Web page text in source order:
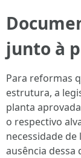
junto à
Para reformas
estrutura, a
planta
o respectivo
necessidade
ausência